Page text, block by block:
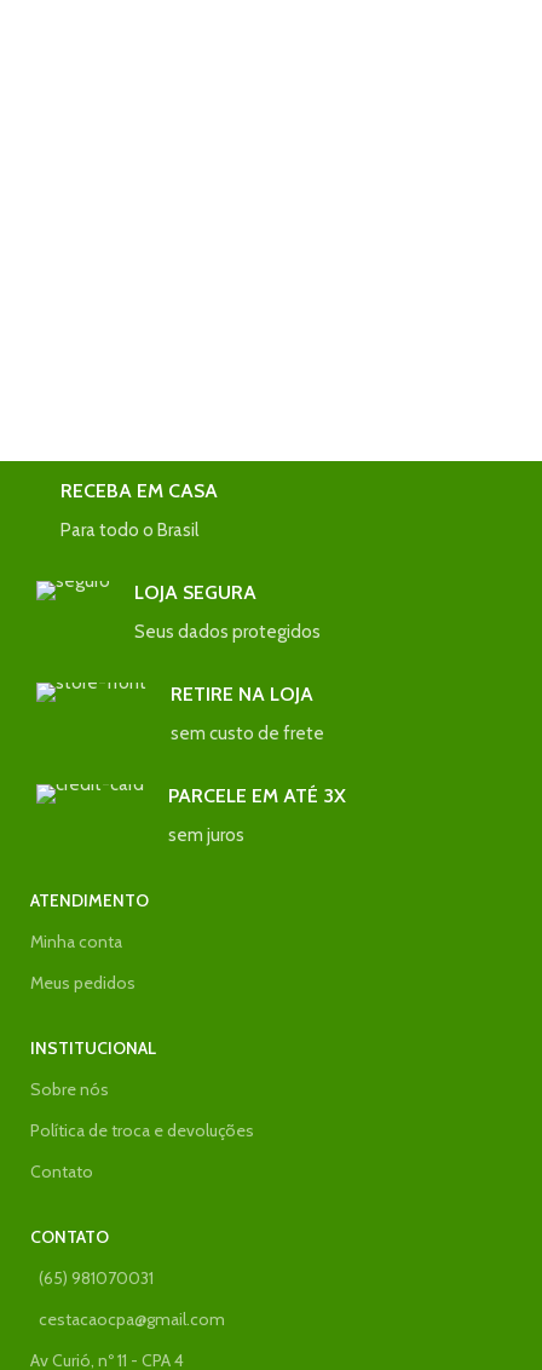
RECEBA EM CASA
Para todo o Brasil
LOJA SEGURA
Seus dados protegidos
RETIRE NA LOJA
sem custo de frete
PARCELE EM ATÉ 3X
sem juros
ATENDIMENTO
Minha conta
Meus pedidos
INSTITUCIONAL
Sobre nós
Política de troca e devoluções
Contato
CONTATO
(65) 981070031
cestacaocpa@gmail.com
Av Curió, nº 11 - CPA 4